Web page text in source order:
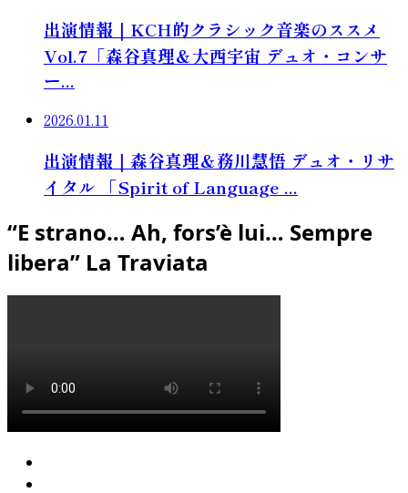
出演情報｜KCH的クラシック音楽のススメ
Vol.7「森谷真理＆大西宇宙 デュオ・コンサ
ー...
2026.01.11
出演情報｜森谷真理＆務川慧悟 デュオ・リサ
イタル 「Spirit of Language ...
“E strano… Ah, fors’è lui… Sempre
libera” La Traviata